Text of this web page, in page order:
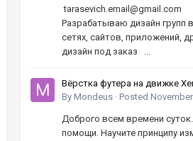
tarasevich.email@gmail.com
Разрабатываю дизайн групп
сетях, сайтов, приложений,
дизайн под заказ ...
Вёрстка футера на движке
By Mondeus · Posted
Доброго всем времени
помощи. Научите принципу